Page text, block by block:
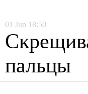
01 Jun 18:50
пальцы